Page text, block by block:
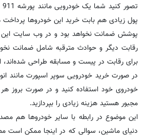
پول زیادی هم بابت خرید این خودروها
پوشش ضمانت نخواهد بود و در وب سایت
رقابت دیگر و حوادث مترقبه شامل ضمانت
برای رقابت در پیست و مسابقه طراحی شده‌اند،
در صورت خرید خودرویی سوپر اسپورت مانند
خودروی خود استفاده کنید و در صورت بروز
مجبور هستید هزینه زیادی را بپردازید.
این موضوع در رابطه با سایر خودروها هم
دنیای ماشین، سوالی که در اینجا ممکن است